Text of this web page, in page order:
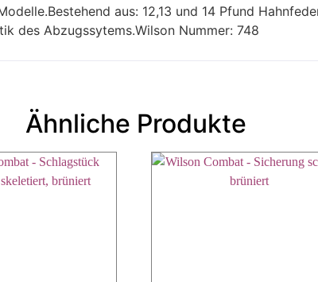
aus: 12,13 und 14 Pfund
des Abzugssytems.Wilson Nummer: 748
Ähnliche Produkte